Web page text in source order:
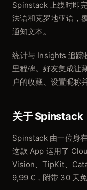
Spinstack 上线时即
法语和克罗地亚语，
通知文本。
统计与 Insights 追踪
里程碑。好友集成让
户的收藏、设置昵称
关于 Spinstack
Spinstack 由一位身
这款 App 运用了
Vision、TipKit、
9,99 €，附带 30 天